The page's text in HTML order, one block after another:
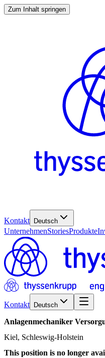
Zum Inhalt springen
Kontakt Deutsch
UnternehmenStoriesProdukte
Kontakt Deutsch
Anlagenmechaniker
Kiel, Schleswig-Holstein
This position is no longer